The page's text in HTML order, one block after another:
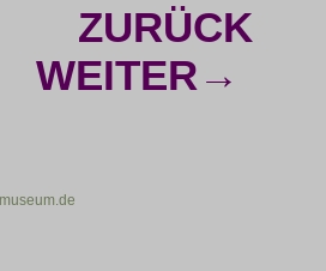
ZURÜCK
WEITER→